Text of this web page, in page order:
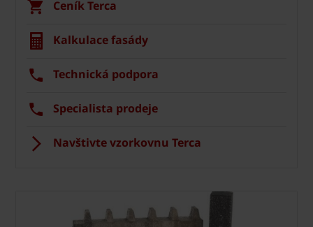
Ceník Terca
Kalkulace fasády
Technická podpora
Specialista prodeje
Navštivte vzorkovnu Terca